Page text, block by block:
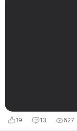
19 13 627